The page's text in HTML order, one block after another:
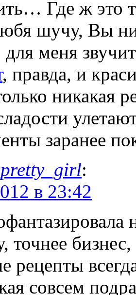
Где ж это
шучу, Вы
меня
, правда, и
никакая
заранее
:
в 23:42
точнее
рецепты
совсем